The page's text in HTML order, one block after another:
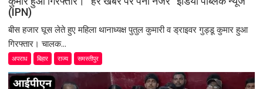
(IPN)
बीस हजार घूस लेते हुए महिला थानाध्यक्ष पुतुल कुमारी व ड्राइवर गुड्डू कुमार हुआ
गिरफ्तार। चालक...
अपराध बिहार राज्य समस्तीपुर